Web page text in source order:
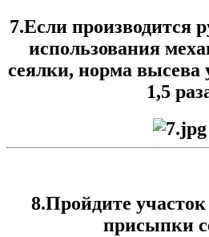
7.Если производится
использования
сеялки, норма высева
1,5
8.Пройдите
присыпки